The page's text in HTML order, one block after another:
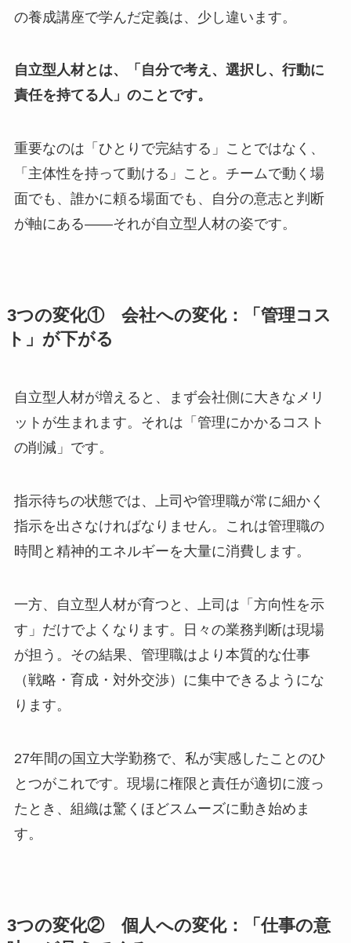
の養成講座で学んだ定義は、少し違います。
自立型人材とは、「自分で考え、選択し、行動に
責任を持てる人」のことです。
重要なのは「ひとりで完結する」ことではなく、
「主体性を持って動ける」こと。チームで動く場
面でも、誰かに頼る場面でも、自分の意志と判断
が軸にある——それが自立型人材の姿です。
3つの変化① 会社への変化：「管理コス
ト」が下がる
自立型人材が増えると、まず会社側に大きなメリ
ットが生まれます。それは「管理にかかるコスト
の削減」です。
指示待ちの状態では、上司や管理職が常に細かく
指示を出さなければなりません。これは管理職の
時間と精神的エネルギーを大量に消費します。
一方、自立型人材が育つと、上司は「方向性を示
す」だけでよくなります。日々の業務判断は現場
が担う。その結果、管理職はより本質的な仕事
（戦略・育成・対外交渉）に集中できるようにな
ります。
27年間の国立大学勤務で、私が実感したことのひ
とつがこれです。現場に権限と責任が適切に渡っ
たとき、組織は驚くほどスムーズに動き始めま
す。
3つの変化② 個人への変化：「仕事の意